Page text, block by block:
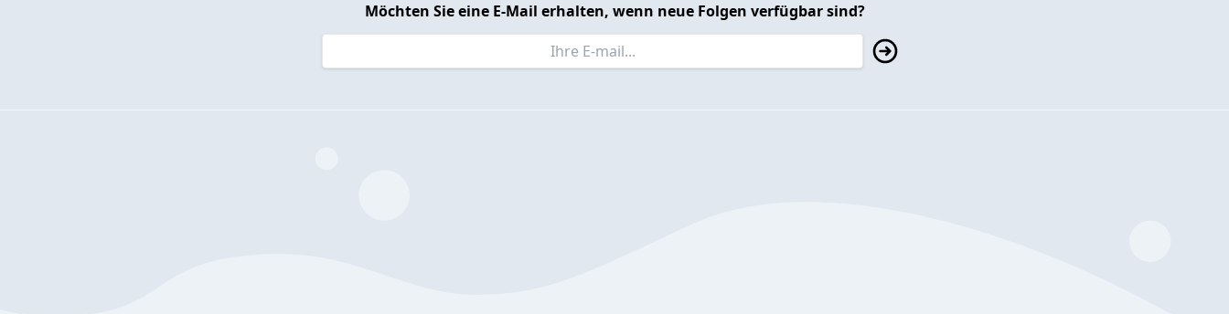
Möchten Sie eine E-Mail erhalten, wenn neue Folgen verfügbar sind?